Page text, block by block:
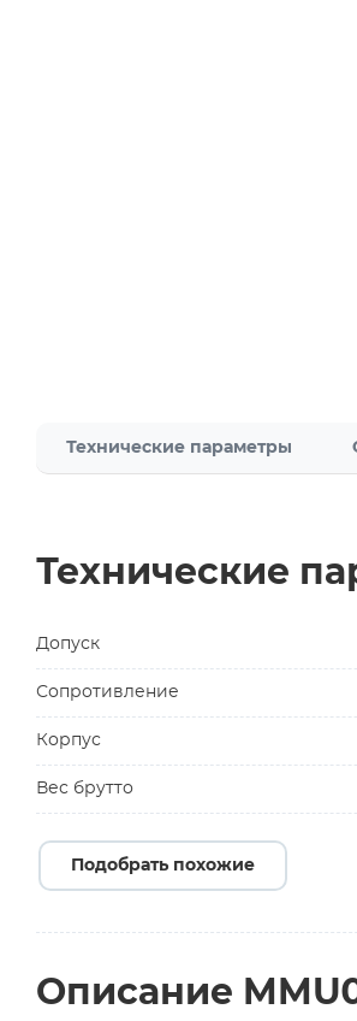
Технические параметры
Технические
Допуск
Сопротивление
Корпус
Вес брутто
Подобрать похожие
Описание